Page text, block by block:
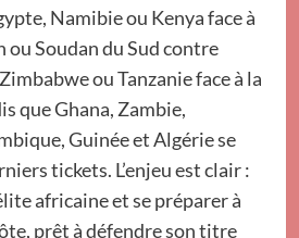
Namibie ou Kenya face à
ou Soudan du Sud contre
ou Tanzanie face à la
que Ghana, Zambie,
Guinée et Algérie se
tickets. L’enjeu est clair :
africaine et se préparer à
prêt à défendre son titre